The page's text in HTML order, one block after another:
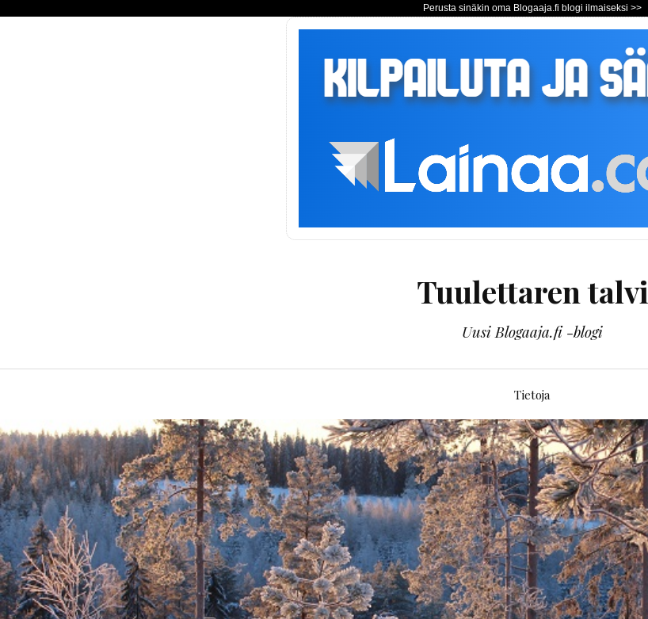
Perusta sinäkin oma Blogaaja.fi blogi ilmaiseksi >>
Tuulettaren talvi
Uusi Blogaaja.fi -blogi
Tietoja